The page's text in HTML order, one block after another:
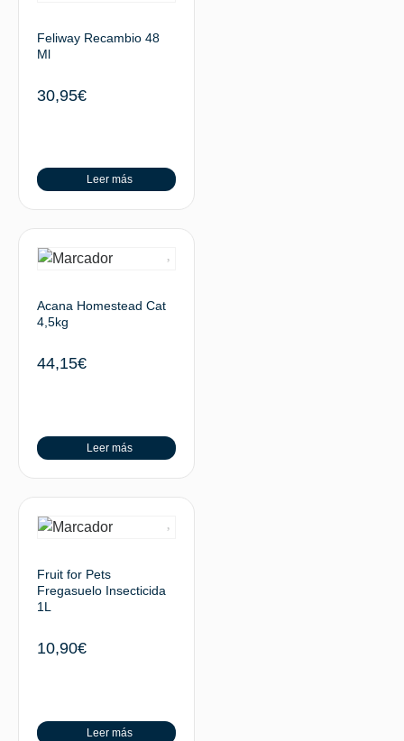
Feliway Recambio 48
Ml
30,95€
Leer más
Acana Homestead Cat
4,5kg
44,15€
Leer más
Fruit for Pets
Fregasuelo Insecticida
1L
10,90€
Leer más